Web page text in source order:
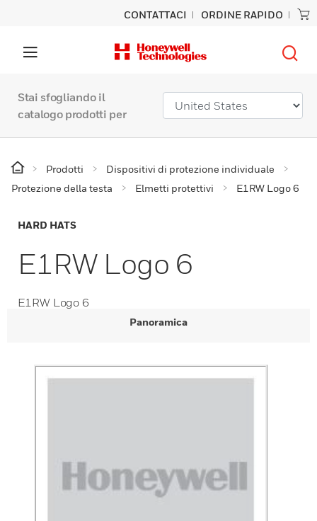
CONTATTACI ORDINE RAPIDO
Stai sfogliando il
catalogo prodotti per
Prodotti
Dispositivi di protezione individuale
Protezione della testa
Elmetti protettivi E1RW Logo 6
HARD HATS
E1RW Logo 6
E1RW Logo 6
Panoramica